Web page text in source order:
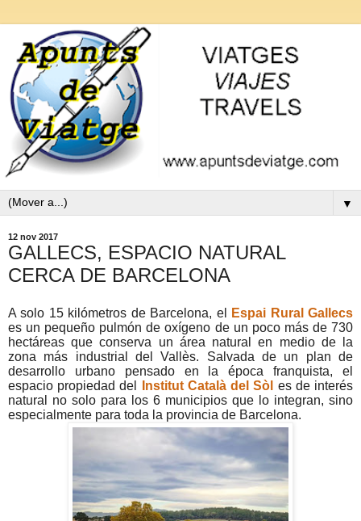
▼
12 nov 2017
GALLECS, ESPACIO NATURAL
CERCA DE BARCELONA
A solo 15 kilómetros de Barcelona, el
Espai Rural Gallecs
es un pequeño pulmón de oxígeno de un poco más de 730
hectáreas que conserva un área natural en medio de la
zona más industrial del Vallès. Salvada de un plan de
desarrollo urbano pensado en la época franquista, el
espacio propiedad del
Institut Català del Sòl es de interés
natural no solo para los 6 municipios que lo integran, sino
especialmente para toda la provincia de Barcelona.